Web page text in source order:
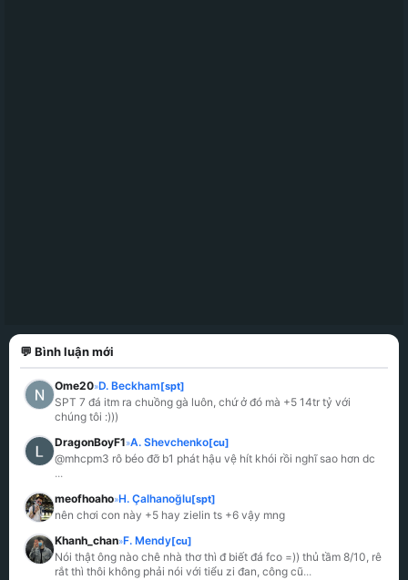
💬 Bình luận mới
Ome20»D. Beckham[spt]
SPT 7 đá itm ra chuồng gà luôn, chứ ở đó mà +5 14tr tỷ với
chúng tôi :)))
DragonBoyF1»A. Shevchenko[cu]
...
meofhoaho»H. Çalhanoğlu[spt]
nên chơi con này +5 hay zielin ts +6 vậy mng
Khanh_chan»F. Mendy[cu]
Nói thật ông nào chê nhà thơ thì đ biết đá fco =)) thủ tầm 8/10, rê
rắt thì thôi không phải nói với tiểu zi đan, công cũ...